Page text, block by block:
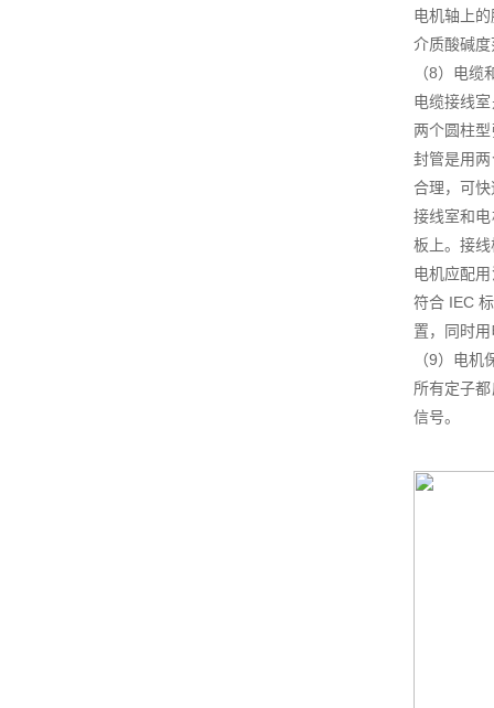
电机轴上
介质酸碱
（8）电缆
电缆接线
两个圆柱
封管是用
合理，可
接线室和
板上。接
电机应配
符合 IEC
置，同时
（9）电机
所有定子
信号。